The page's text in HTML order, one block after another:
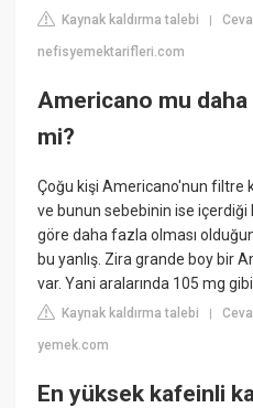
Kaynak kaldırma talebi |
nefisyemektarifleri.com
Americano mu
mi?
Çoğu kişi Americano'nun filtre
ve bunun sebebinin ise içerdiği
göre daha fazla olması
bu yanlış. Zira grande boy bir
var. Yani aralarında 105 mg
Kaynak kaldırma talebi |
yemek.com
En yüksek kafeinli